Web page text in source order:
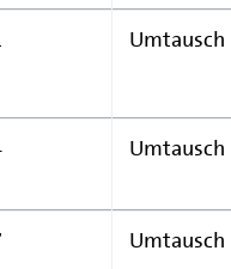
Umtausch
Umtausch
Umtausch